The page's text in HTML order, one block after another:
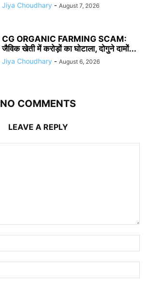
Jiya Choudhary - August 7, 2026
CG ORGANIC FARMING SCAM:
जैविक खेती में करोड़ों का घोटाला, दोगुने दामों...
Jiya Choudhary - August 6, 2026
NO COMMENTS
LEAVE A REPLY